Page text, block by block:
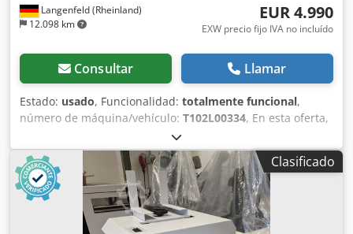
Langenfeld (Rheinland)
12.098 km
EUR 4.990
EXW precio fijo IVA no incluído
Consultar Llamar
Estado: usado, Funcionalidad: totalmente funcional,
número de máquina/vehículo: T102L00334, En esta oferta,
usted adquiere una máquina usada para el procesamiento
posterior, modelo "Plockmatic PBM350-m". Objeto de la
venta: 1 x Plockmatic PBM350-m Incluye: recortadora
frontal Incluye: sistema SquareFold Estado: Esta oferta
corresponde a un equipo usado que puede presentar
signos de uso (pequeños arañazos o decoloraciones). El
Clasificado